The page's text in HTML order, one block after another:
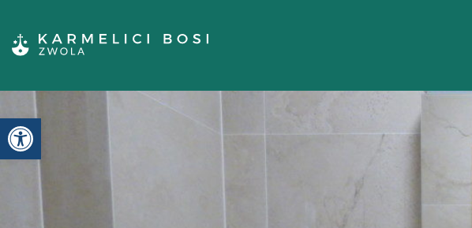
Otwórz pasek narzędzi